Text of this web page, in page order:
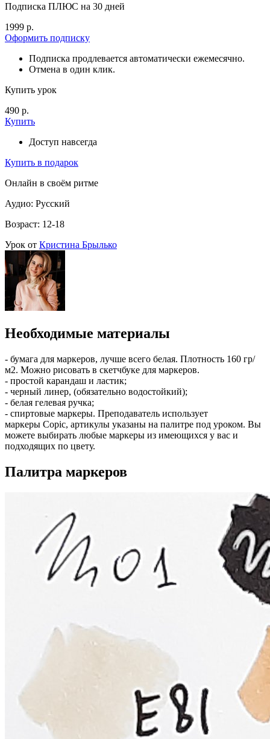
Подписка ПЛЮС на 30 дней
1999 р.
Оформить подписку
Подписка продлевается автоматически ежемесячно.
Отмена в один клик.
Купить урок
490 р.
Купить
Доступ навсегда
Купить в подарок
Онлайн в своём ритме
Аудио: Русский
Возраст: 12-18
Урок от Кристина Брылько
Необходимые материалы
- бумага для маркеров, лучше всего белая. Плотность 160 гр/
м2. Можно рисовать в скетчбуке для маркеров.
- простой карандаш и ластик;
- черный линер, (обязательно водостойкий);
- белая гелевая ручка;
- спиртовые маркеры. Преподаватель использует
маркеры Copic, артикулы указаны на палитре под уроком. Вы
можете выбирать любые маркеры из имеющихся у вас и
подходящих по цвету.
Палитра маркеров